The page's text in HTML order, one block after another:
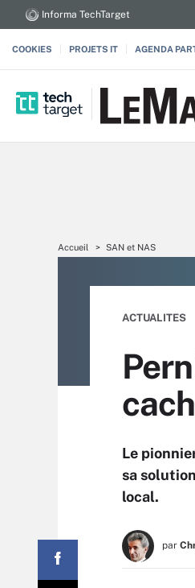
Informa TechTarget
COOKIES PROJETS IT AGENDA
Accueil SAN et NAS
ACTUALITES
Le
sa
local.
par